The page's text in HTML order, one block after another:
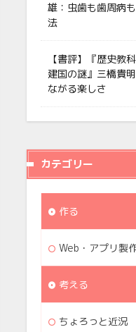
雄：虫歯も歯周病
法
【書評】『歴史教
建国の謎』三橋貴
ながる楽しさ
カテゴリー
作る
Web・アプリ製
考える
ちょろっと近況